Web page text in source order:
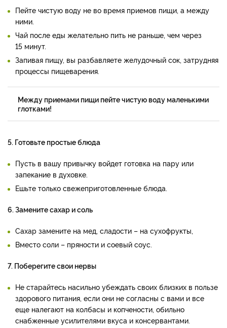
Пейте чистую воду не во время приемов пищи, а между
ними.
Чай после еды желательно пить не раньше, чем через
15 минут.
Запивая пищу, вы разбавляете желудочный сок, затрудняя
процессы пищеварения.
Между приемами пищи пейте чистую воду маленькими
глотками!
5. Готовьте простые блюда
Пусть в вашу привычку войдет готовка на пару или
запекание в духовке.
Ешьте только свежеприготовленные блюда.
6. Замените сахар и соль
Сахар замените на мед, сладости – на сухофрукты,
Вместо соли – пряности и соевый соус.
7. Поберегите свои нервы
Не старайтесь насильно убеждать своих близких в пользе
здорового питания, если они не согласны с вами и все
еще налегают на колбасы и копчености, обильно
снабженные усилителями вкуса и консервантами.